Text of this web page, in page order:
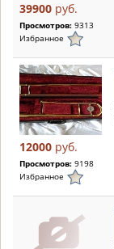
39900 руб.
Просмотров: 9313
Избранное
12000 руб.
Просмотров: 9198
Избранное